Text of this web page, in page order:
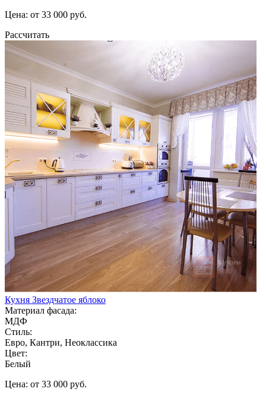
Цена: от 33 000 руб.
Рассчитать
Кухня Звездчатое яблоко
Материал фасада:
МДФ
Стиль:
Евро, Кантри, Неоклассика
Цвет:
Белый
Цена: от 33 000 руб.